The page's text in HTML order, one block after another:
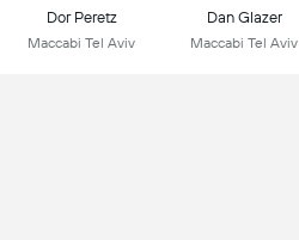
Dor Peretz
Maccabi Tel Aviv
Dan Glazer
Maccabi Tel Aviv